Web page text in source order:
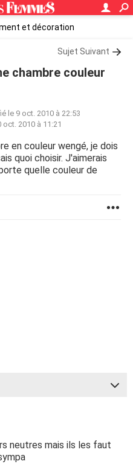
et décoration
Sujet Suivant
chambre couleur
le 9 oct. 2010 à 22:53
oct. 2010 à 11:21
en couleur wengé, je dois
quoi choisir. J'aimerais
quelle couleur de
neutres mais ils les faut